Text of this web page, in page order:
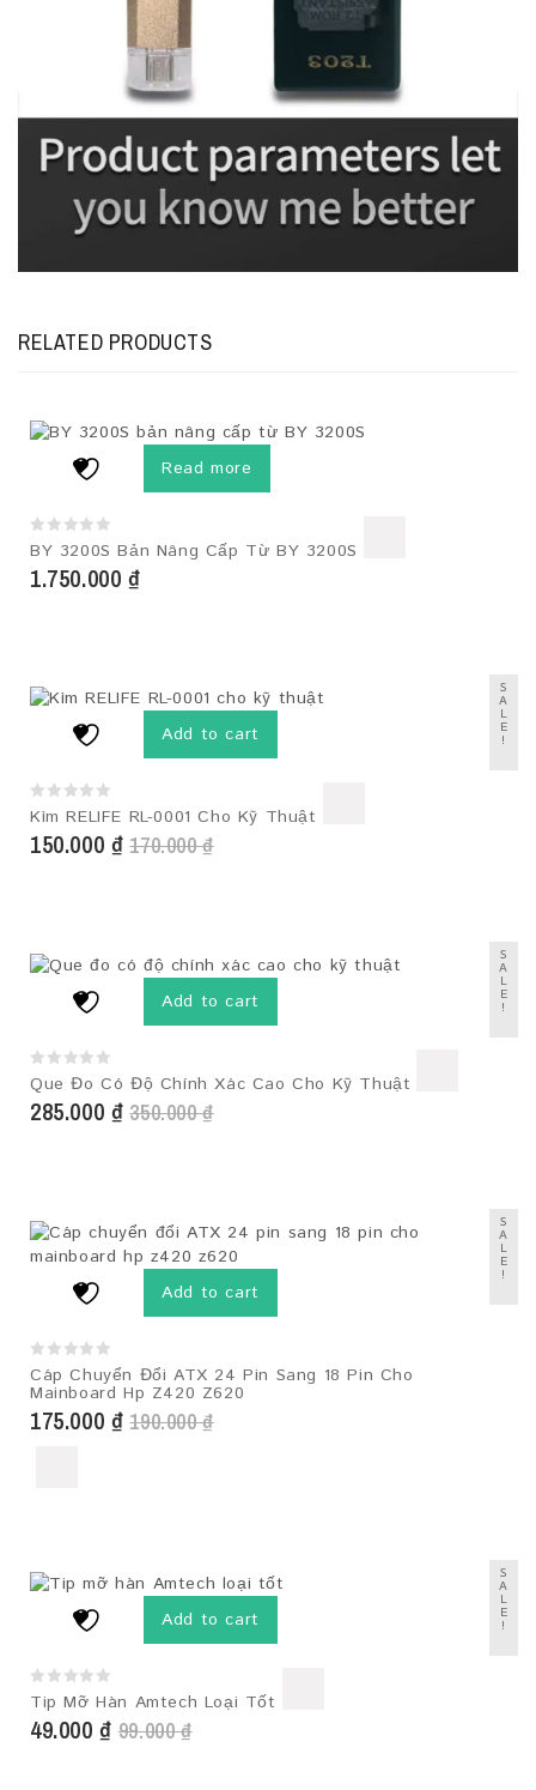
RELATED PRODUCTS
Read more
0
out
of
5
BY 3200S Bản Nâng Cấp Từ BY 3200S
1.750.000 ₫
S
A
L
E
!
Add to cart
0
out
of
5
Kìm RELIFE RL-0001 Cho Kỹ Thuật
170.000₫
150.000 ₫
S
A
L
E
!
Add to cart
0
out
of
5
Que Đo Có Độ Chính Xác Cao Cho Kỹ Thuật
350.000₫
285.000 ₫
S
A
L
E
!
Add to cart
0
out
of
5
Cáp Chuyển Đổi ATX 24 Pin Sang 18 Pin Cho
Mainboard Hp Z420 Z620
190.000₫
175.000 ₫
S
A
L
E
!
Add to cart
0
out
of
5
Tip Mỡ Hàn Amtech Loại Tốt
99.000₫
49.000₫